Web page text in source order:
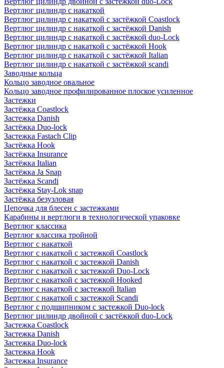
Вертлюг цилиндр с накаткой
Вертлюг цилиндр с накаткой с застёжкой Coastlock
Вертлюг цилиндр с накаткой с застёжкой Danish
Вертлюг цилиндр с накаткой с застёжкой duo-Lock
Вертлюг цилиндр с накаткой с застёжкой Hook
Вертлюг цилиндр с накаткой с застёжкой Italian
Вертлюг цилиндр с накаткой с застёжкой scandi
Заводные кольца
Кольцо заводное овальное
Кольцо заводное профилированное плоское усиленное
Застежки
Застёжка Coastlock
Застежка Danish
Застёжка Duo-lock
Застежка Fastach Clip
Застёжка Hook
Застёжка Insurance
Застёжка Italian
Застёжка Ja Snap
Застёжка Scandi
Застёжка Stay-Lok snap
Застёжка безузловая
Цепочка для блесен с застежками
Карабины и вертлюги в технологической упаковке
Вертлюг классика
Вертлюг классика тройной
Вертлюг с накаткой
Вертлюг с накаткой с застежкой Coastlock
Вертлюг с накаткой с застежкой Danish
Вертлюг с накаткой с застежкой Duo-Lock
Вертлюг с накаткой с застежкой Hooked
Вертлюг с накаткой с застежкой Italian
Вертлюг с накаткой с застежкой Scandi
Вертлюг с подшипником с застежкой Duo-lock
Вертлюг цилиндр двойной с застёжкой duo-Lock
Застежка Coastlock
Застежка Danish
Застежка Duo-lock
Застежка Hook
Застежка Insurance